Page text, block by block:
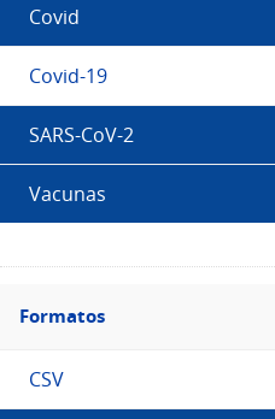
Covid
Covid-19
SARS-CoV-2
Vacunas
Filtro
Formatos
Formatos
CSV